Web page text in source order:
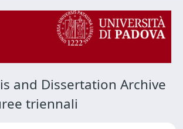
and Dissertation Archive
triennali